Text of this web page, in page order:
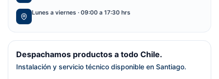
Lunes a viernes · 09:00 a 17:30 hrs
Despachamos productos a todo Chile.
Instalación y servicio técnico disponible en Santiago.